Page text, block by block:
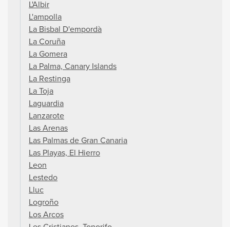
L'Albir
L'ampolla
La Bisbal D'empordà
La Coruña
La Gomera
La Palma, Canary Islands
La Restinga
La Toja
Laguardia
Lanzarote
Las Arenas
Las Palmas de Gran Canaria
Las Playas, El Hierro
Leon
Lestedo
Lluc
Logroño
Los Arcos